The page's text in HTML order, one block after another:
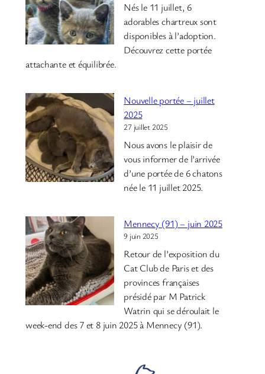
Nés le 11 juillet, 6
adorables chartreux sont
disponibles à l’adoption.
Découvrez cette portée
attachante et équilibrée.
Nouvelle portée – juillet
2025
27 juillet 2025
Nous avons le plaisir de
vous informer de l’arrivée
d’une portée de 6 chatons
née le 11 juillet 2025.
Mennecy (91) – juin 2025
9 juin 2025
Retour de l’exposition du
Cat Club de Paris et des
provinces françaises
présidé par M Patrick
Watrin qui se déroulait le
week-end des 7 et 8 juin 2025 à Mennecy (91).